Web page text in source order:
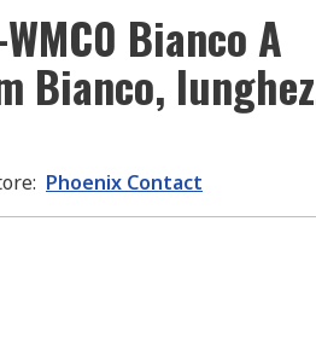
Bianco A
Bianco,
: Phoenix Contact